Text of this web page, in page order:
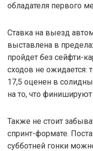
обладателя первого
Ставка на выезд
выставлена в
пройдет без сейфти-
сходов не
17,5 оценен в
на то, что
Также не стоит
спринт-формате.
субботней гонки